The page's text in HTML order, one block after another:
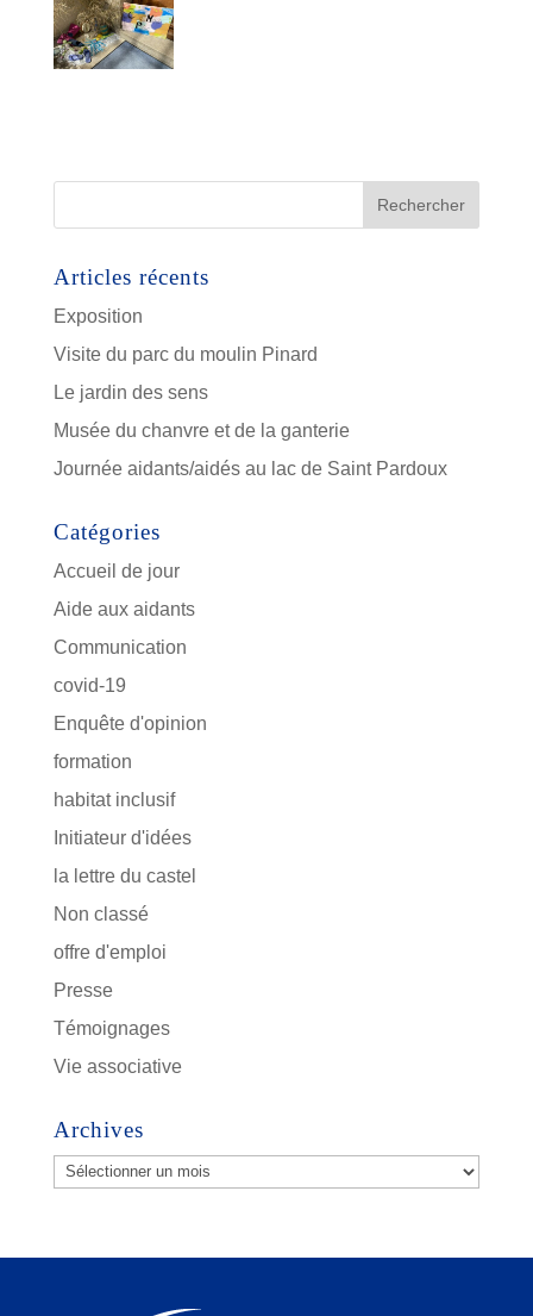
Articles récents
Exposition
Visite du parc du moulin Pinard
Le jardin des sens
Musée du chanvre et de la ganterie
Journée aidants/aidés au lac de Saint Pardoux
Catégories
Accueil de jour
Aide aux aidants
Communication
covid-19
Enquête d'opinion
formation
habitat inclusif
Initiateur d'idées
la lettre du castel
Non classé
offre d'emploi
Presse
Témoignages
Vie associative
Archives
Archives